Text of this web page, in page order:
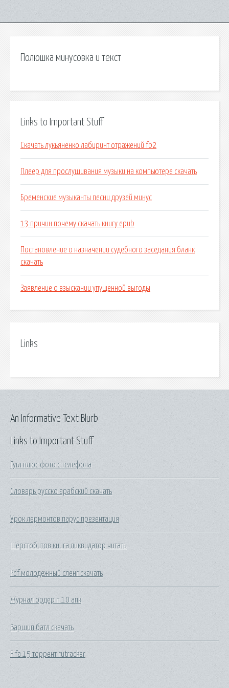
Полюшка минусовка и текст
Links to Important Stuff
Скачать лукьяненко лабиринт отражений fb2
Плеер для прослушивания музыки на компьютере скачать
Бременские музыканты песни друзей минус
13 причин почему скачать книгу epub
Постановление о назначении судебного заседания бланк
скачать
Заявление о взыскании упущенной выгоды
Links
Links to Important Stuff
Гугл плюс фото с телефона
Словарь русско арабский скачать
Урок лермонтов парус презентация
Шерстобитов книга ликвидатор читать
Pdf молодежный сленг скачать
Журнал ордер n 10 апк
Варшип батл скачать
Fifa 15 торрент rutracker
An Informative Text Blurb